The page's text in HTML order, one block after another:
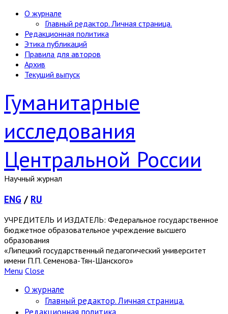
О журнале
Главный редактор. Личная страница.
Редакционная политика
Этика публикаций
Правила для авторов
Архив
Текущий выпуск
Гуманитарные
исследования
Центральной России
Научный журнал
ENG / RU
УЧРЕДИТЕЛЬ И ИЗДАТЕЛЬ: Федеральное государственное
бюджетное образовательное учреждение высшего
образования
«Липецкий государственный педагогический университет
имени П.П. Семенова-Тян-Шанского»
Menu Close
О журнале
Главный редактор. Личная страница.